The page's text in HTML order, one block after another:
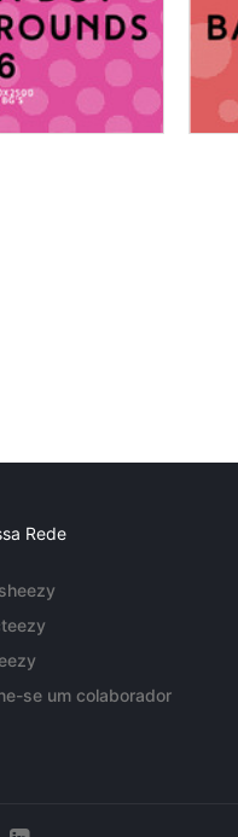
Rede
se um colaborador